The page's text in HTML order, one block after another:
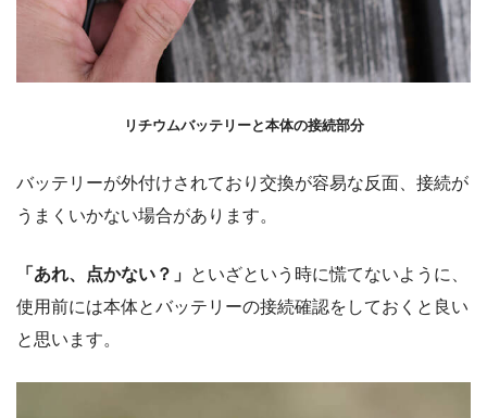
リチウムバッテリーと本体の接続部分
バッテリーが外付けされており交換が容易な反面、接続が
うまくいかない場合があります。
「あれ、点かない？」 といざという時に慌てないように、
使用前には本体とバッテリーの接続確認をしておくと良い
と思います。